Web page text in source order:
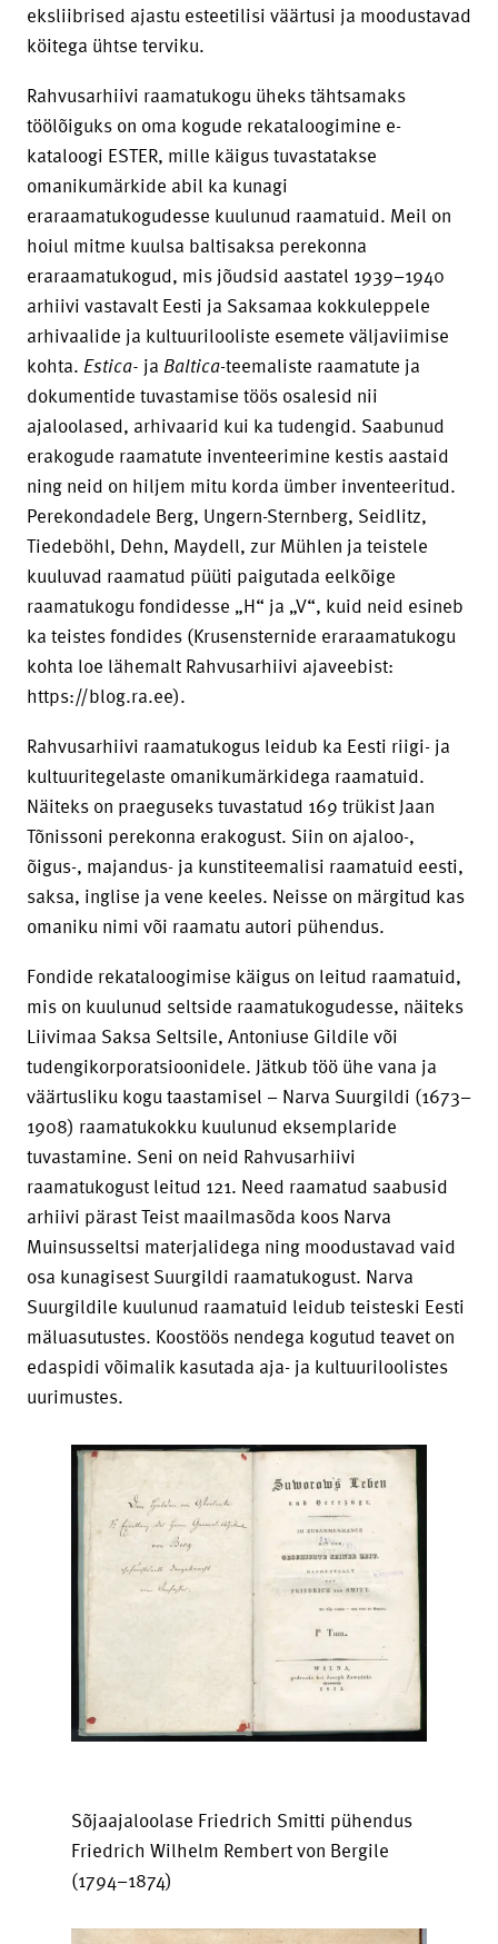
eksliibrised ajastu esteetilisi väärtusi ja moodustavad
köitega ühtse terviku.
Rahvusarhiivi raamatukogu üheks tähtsamaks
töölõiguks on oma kogude rekataloogimine e-
kataloogi ESTER, mille käigus tuvastatakse
omanikumärkide abil ka kunagi
eraraamatukogudesse kuulunud raamatuid. Meil on
hoiul mitme kuulsa baltisaksa perekonna
eraraamatukogud, mis jõudsid aastatel 1939–1940
arhiivi vastavalt Eesti ja Saksamaa kokkuleppele
arhivaalide ja kultuurilooliste esemete väljaviimise
kohta. Estica- ja Baltica-teemaliste raamatute ja
dokumentide tuvastamise töös osalesid nii
ajaloolased, arhivaarid kui ka tudengid. Saabunud
erakogude raamatute inventeerimine kestis aastaid
ning neid on hiljem mitu korda ümber inventeeritud.
Perekondadele Berg, Ungern-Sternberg, Seidlitz,
Tiedeböhl, Dehn, Maydell, zur Mühlen ja teistele
kuuluvad raamatud püüti paigutada eelkõige
raamatukogu fondidesse „H“ ja „V“, kuid neid esineb
ka teistes fondides (Krusensternide eraraamatukogu
kohta loe lähemalt Rahvusarhiivi ajaveebist:
https://blog.ra.ee).
Rahvusarhiivi raamatukogus leidub ka Eesti riigi- ja
kultuuritegelaste omanikumärkidega raamatuid.
Näiteks on praeguseks tuvastatud 169 trükist Jaan
Tõnissoni perekonna erakogust. Siin on ajaloo-,
õigus-, majandus- ja kunstiteemalisi raamatuid eesti,
saksa, inglise ja vene keeles. Neisse on märgitud kas
omaniku nimi või raamatu autori pühendus.
Fondide rekataloogimise käigus on leitud raamatuid,
mis on kuulunud seltside raamatukogudesse, näiteks
Liivimaa Saksa Seltsile, Antoniuse Gildile või
tudengikorporatsioonidele. Jätkub töö ühe vana ja
väärtusliku kogu taastamisel – Narva Suurgildi (1673–
1908) raamatukokku kuulunud eksemplaride
tuvastamine. Seni on neid Rahvusarhiivi
raamatukogust leitud 121. Need raamatud saabusid
arhiivi pärast Teist maailmasõda koos Narva
Muinsusseltsi materjalidega ning moodustavad vaid
osa kunagisest Suurgildi raamatukogust. Narva
Suurgildile kuulunud raamatuid leidub teisteski Eesti
mäluasutustes. Koostöös nendega kogutud teavet on
edaspidi võimalik kasutada aja- ja kultuuriloolistes
uurimustes.
Sõjaajaloolase Friedrich Smitti pühendus
Friedrich Wilhelm Rembert von Bergile
(1794–1874)